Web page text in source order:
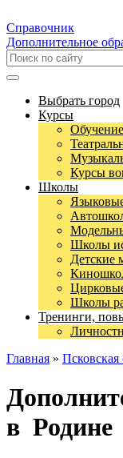
Справочник
Дополнительное
Выбрать город
Курсы
Курсы
Школы
Школы
Детские
Школы
Тренинги,
Главная » Псковская
в Родине